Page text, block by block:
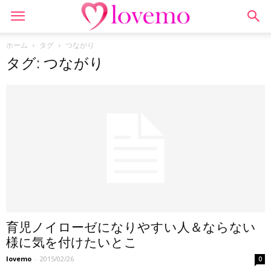
ホーム タグ つながり
タグ: つながり
育児ノイローゼになりやすい人＆ならない
様に気を付けたいとこ
lovemo - 2015/02/26 0